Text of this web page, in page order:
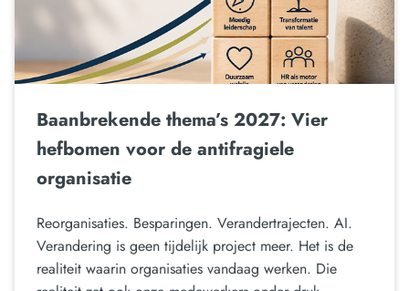
Baanbrekende thema’s 2027: Vier
hefbomen voor de antifragiele
organisatie
Reorganisaties. Besparingen. Verandertrajecten. AI.
Verandering is geen tijdelijk project meer. Het is de
realiteit waarin organisaties vandaag werken. Die